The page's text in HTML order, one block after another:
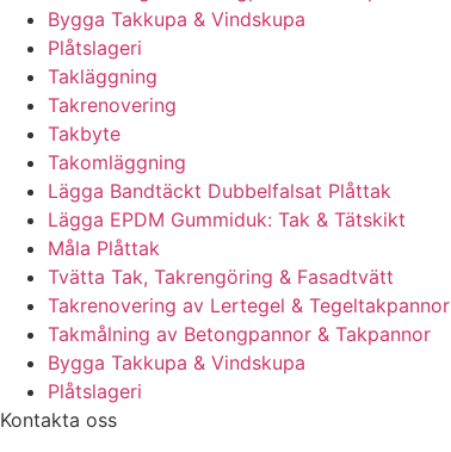
Bygga Takkupa & Vindskupa
Plåtslageri
Takläggning
Takrenovering
Takbyte
Takomläggning
Lägga Bandtäckt Dubbelfalsat Plåttak
Lägga EPDM Gummiduk: Tak & Tätskikt
Måla Plåttak
Tvätta Tak, Takrengöring & Fasadtvätt
Takrenovering av Lertegel & Tegeltakpannor
Takmålning av Betongpannor & Takpannor
Bygga Takkupa & Vindskupa
Plåtslageri
Kontakta oss